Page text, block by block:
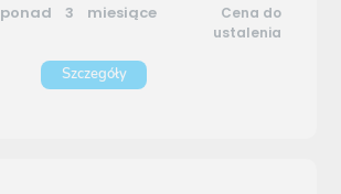
ponad 3 miesiące
Cena do
ustalenia
Szczegóły